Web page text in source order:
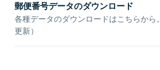
郵便番号データのダウンロード
各種データのダウンロードはこちらから
更新）